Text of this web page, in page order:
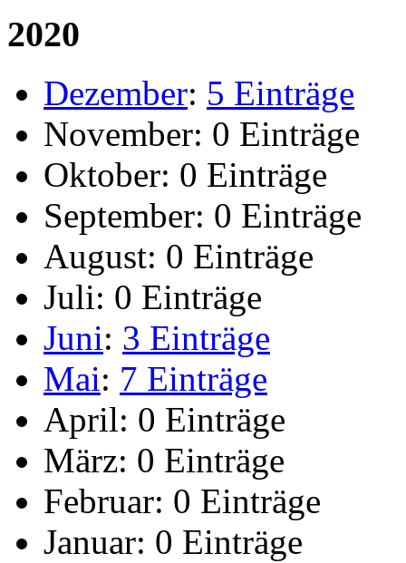
2020
Dezember: 5 Einträge
November: 0 Einträge
Oktober: 0 Einträge
September: 0 Einträge
August: 0 Einträge
Juli: 0 Einträge
Juni: 3 Einträge
Mai: 7 Einträge
April: 0 Einträge
März: 0 Einträge
Februar: 0 Einträge
Januar: 0 Einträge